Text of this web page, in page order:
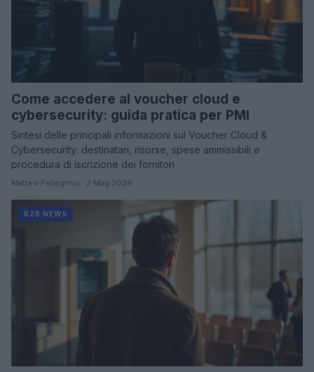
Come accedere al voucher cloud e
cybersecurity: guida pratica per PMI
Sintesi delle principali informazioni sul Voucher Cloud &
Cybersecurity: destinatari, risorse, spese ammissibili e
procedura di iscrizione dei fornitori
Matteo Pellegrino · 2 Mag 2026
B2B NEWS